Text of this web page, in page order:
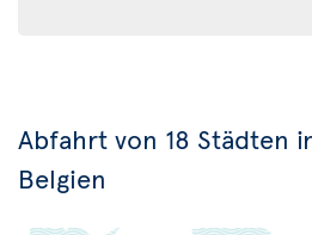
Abfahrt von 18 Städten
Belgien